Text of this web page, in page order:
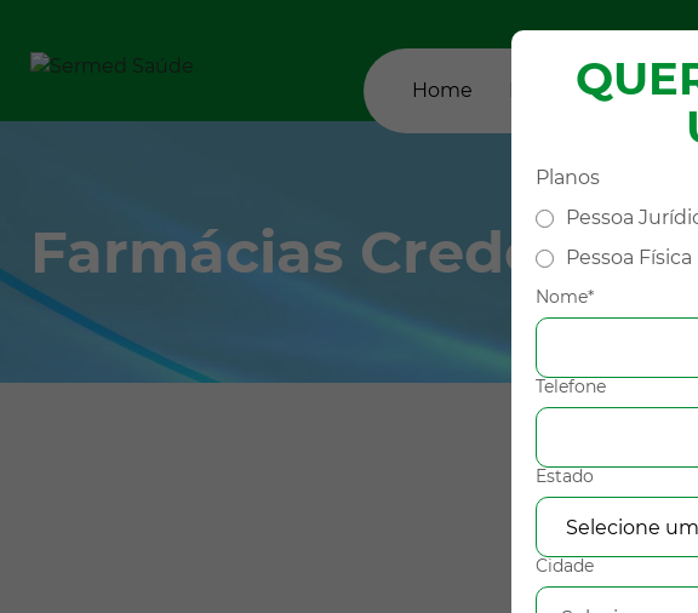
Home Empresa Planos
Farmácias
Planos
Pessoa
Pessoa Física
Nome*
Telefone
Estado
Cidade